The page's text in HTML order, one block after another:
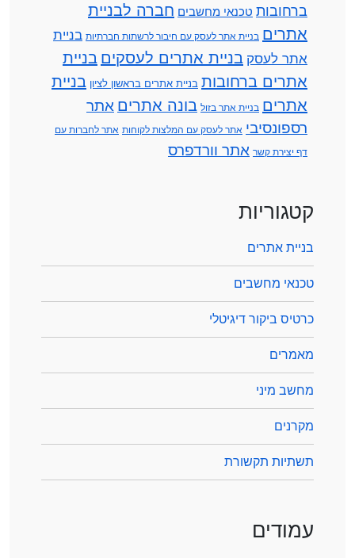
ברחובות טכנאי מחשבים חברה לבניית
אתרים בניית אתר לעסק עם חיבור לרשתות חברתיות בניית
אתר לעסק בניית אתרים לעסקים בניית
אתרים ברחובות בניית אתרים בראשון לציון בניית
אתרים בניית אתר בזול בונה אתרים אתר
רספונסיבי אתר לעסק עם המלצות לקוחות אתר לחברות עם
דף יצירת קשר אתר וורדפרס
קטגוריות
בניית אתרים
טכנאי מחשבים
כרטיס ביקור דיגיטלי
מאמרים
מחשב מיני
מקרנים
תשתיות תקשורת
עמודים